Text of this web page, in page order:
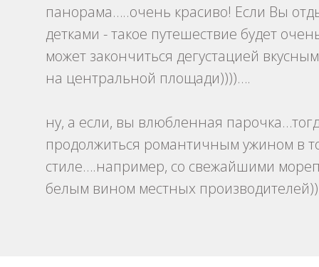
панорама…..очень красиво! Если Вы
детками - такое путешествие будет
может закончиться дегустацией
на центральной площади))))….
ну, а если, вы влюбленная
продолжиться романтичным ужином в
стиле….например, со свежайшими
белым вином местных